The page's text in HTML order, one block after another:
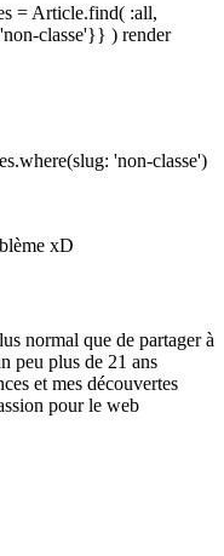
= Article.find( :all,
classe'}} ) render
'non-classe')
xD
normal que de partager à
peu plus de 21 ans
et mes découvertes
pour le web